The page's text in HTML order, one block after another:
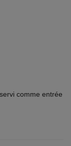
comme entrée